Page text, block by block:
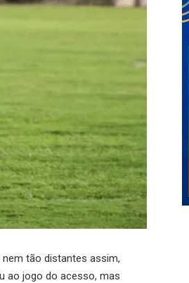
tão distantes assim,
ao jogo do acesso, mas